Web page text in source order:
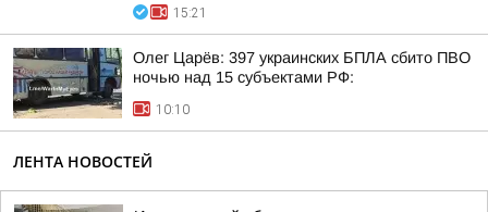
15:21
Олег Царёв: 397 украинских БПЛА сбито ПВО
ночью над 15 субъектами РФ:
10:10
ЛЕНТА НОВОСТЕЙ